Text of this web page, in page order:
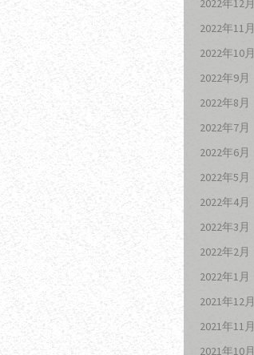
2022年12月
2022年11月
2022年10月
2022年9月
2022年8月
2022年7月
2022年6月
2022年5月
2022年4月
2022年3月
2022年2月
2022年1月
2021年12月
2021年11月
2021年10月